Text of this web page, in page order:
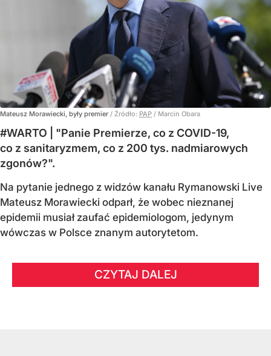
Mateusz Morawiecki, były premier / Źródło: PAP / Marcin Obara
#WARTO | "Panie Premierze, co z COVID-19,
co z sanitaryzmem, co z 200 tys. nadmiarowych
zgonów?".
Na pytanie jednego z widzów kanału Rymanowski Live
Mateusz Morawiecki odparł, że wobec nieznanej
epidemii musiał zaufać epidemiologom, jedynym
wówczas w Polsce znanym autorytetom.
CZYTAJ DALEJ